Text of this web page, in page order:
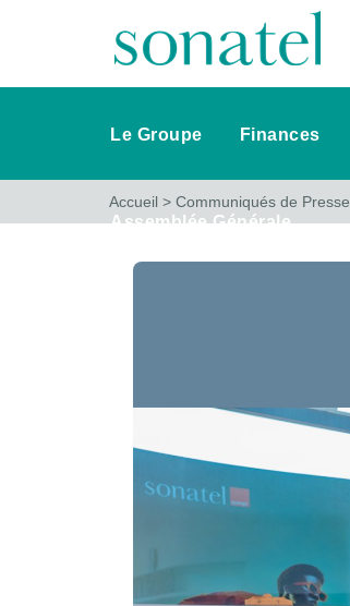
Le Groupe Finances
Assemblée Générale
Accueil > Communiqués de Presse